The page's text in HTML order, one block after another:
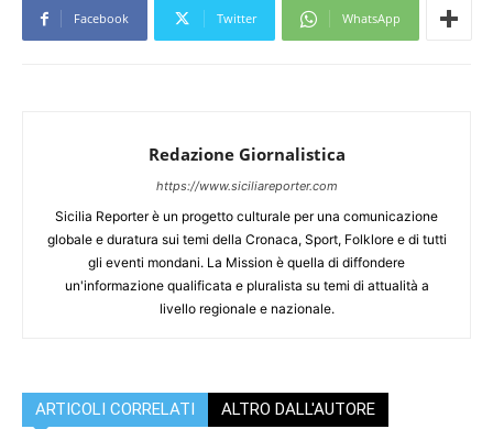
Facebook Twitter WhatsApp
Redazione Giornalistica
https://www.siciliareporter.com
Sicilia Reporter è un progetto culturale per una comunicazione
globale e duratura sui temi della Cronaca, Sport, Folklore e di tutti
gli eventi mondani. La Mission è quella di diffondere
un'informazione qualificata e pluralista su temi di attualità a
livello regionale e nazionale.
ARTICOLI CORRELATI ALTRO DALL'AUTORE